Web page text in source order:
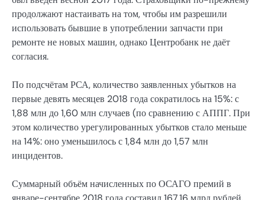
продолжают настаивать на том, чтобы им разрешили
использовать бывшие в употреблении запчасти при
ремонте не новых машин, однако Центробанк не даёт
согласия.
По подсчётам РСА, количество заявленных убытков на
первые девять месяцев 2018 года сократилось на 15%: с
1,88 млн до 1,60 млн случаев (по сравнению с АППГ. При
этом количество урегулированных убытков стало меньше
на 14%: оно уменьшилось с 1,84 млн до 1,57 млн
инцидентов.
Суммарный объём начисленных по ОСАГО премий в